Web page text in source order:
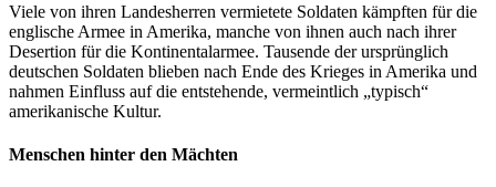
Viele von ihren Landesherren vermietete Soldaten kämpften für die
englische Armee in Amerika, manche von ihnen auch nach ihrer
Desertion für die Kontinentalarmee. Tausende der ursprünglich
deutschen Soldaten blieben nach Ende des Krieges in Amerika und
nahmen Einfluss auf die entstehende, vermeintlich „typisch“
amerikanische Kultur.
Menschen hinter den Mächten